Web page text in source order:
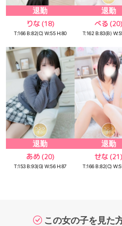
退勤
りな (18)
T:166 B:82(C) W:55 H:80
退勤
べる (20)
T:162 B:83(B)
退勤
あめ (20)
T:153 B:93(G) W:56 H:87
退勤
せな (21)
T:166 B:82(C)
この女の子を見た